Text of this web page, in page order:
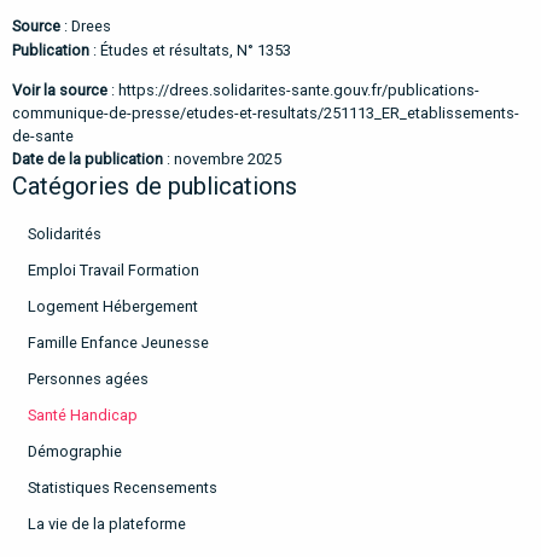
Source : Drees
Publication : Études et résultats, N° 1353
Voir la source : https://drees.solidarites-sante.gouv.fr/publications-
communique-de-presse/etudes-et-resultats/251113_ER_etablissements-
de-sante
Date de la publication : novembre 2025
Catégories de publications
Solidarités
Emploi Travail Formation
Logement Hébergement
Famille Enfance Jeunesse
Personnes agées
Santé Handicap
Démographie
Statistiques Recensements
La vie de la plateforme